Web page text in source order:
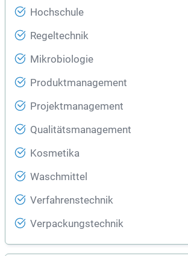
Hochschule
Regeltechnik
Mikrobiologie
Produktmanagement
Projektmanagement
Qualitätsmanagement
Kosmetika
Waschmittel
Verfahrenstechnik
Verpackungstechnik